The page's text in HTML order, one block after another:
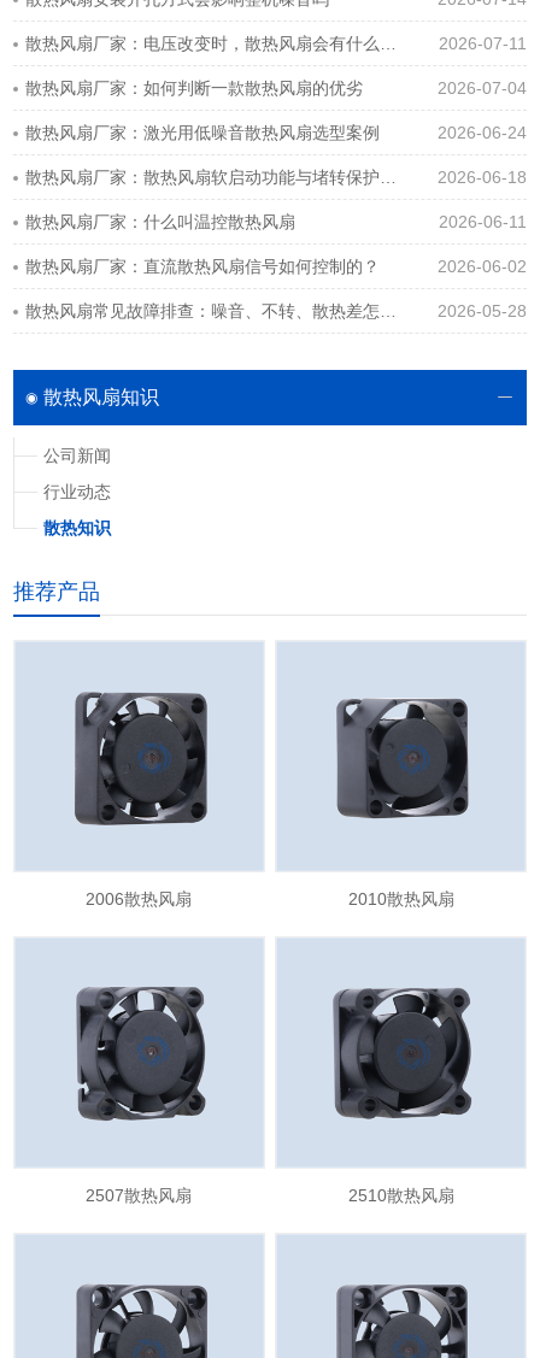
2026-07-11
2026-07-04
散热风扇厂家：如何判断一款散热风扇的优劣
2026-06-24
散热风扇厂家：激光用低噪音散热风扇选型案例
2026-06-18
2026-06-11
散热风扇厂家：什么叫温控散热风扇
2026-06-02
散热风扇厂家：直流散热风扇信号如何控制的？
2026-05-28
散热风扇知识
公司新闻
行业动态
散热知识
推荐产品
2006散热风扇 2010散热风扇
2507散热风扇 2510散热风扇